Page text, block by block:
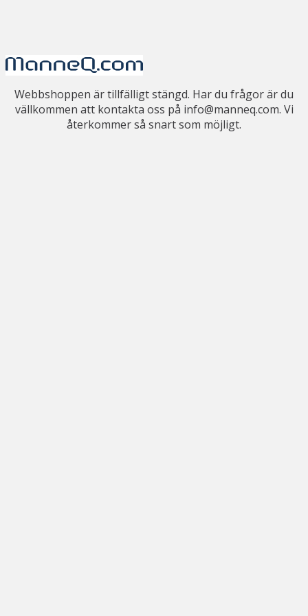
Webbshoppen är tillfälligt stängd. Har du frågor är du
vällkommen att kontakta oss på info@manneq.com. Vi
återkommer så snart som möjligt.